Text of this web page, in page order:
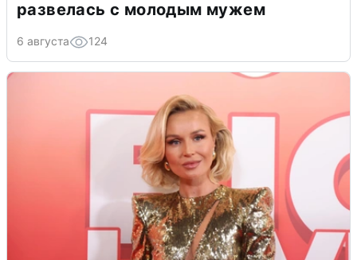
развелась с молодым мужем
6 августа 124